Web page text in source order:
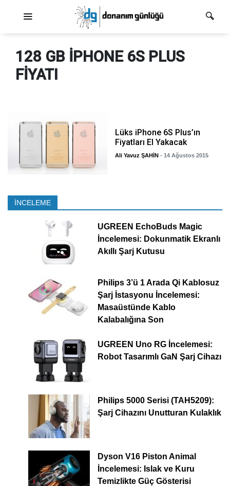
128 GB IPHONE 6S PLUS
FIYATI
Lüks iPhone 6S Plus’ın
Fiyatları El Yakacak
Ali Yavuz ŞAHİN - 14 Ağustos 2015
İNCELEME
UGREEN EchoBuds Magic
İncelemesi: Dokunmatik Ekranlı
Akıllı Şarj Kutusu
Philips 3’ü 1 Arada Qi Kablosuz
Şarj İstasyonu İncelemesi:
Masaüstünde Kablo
Kalabalığına Son
UGREEN Uno RG İncelemesi:
Robot Tasarımlı GaN Şarj Cihazı
Philips 5000 Serisi (TAH5209):
Şarj Cihazını Unutturan Kulaklık
Dyson V16 Piston Animal
İncelemesi: Islak ve Kuru
Temizlikte Güç Gösterisi